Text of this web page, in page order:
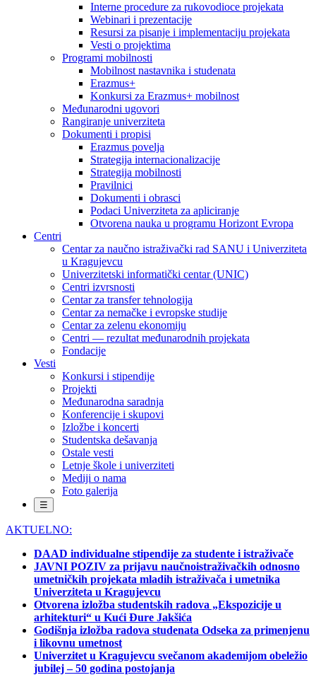
Interne procedure za rukovodioce projekata
Webinari i prezentacije
Resursi za pisanje i implementaciju projekata
Vesti o projektima
Programi mobilnosti
Mobilnost nastavnika i studenata
Erazmus+
Konkursi za Erazmus+ mobilnost
Međunarodni ugovori
Rangiranje univerziteta
Dokumenti i propisi
Erazmus povelja
Strategija internacionalizacije
Strategija mobilnosti
Pravilnici
Dokumenti i obrasci
Podaci Univerziteta za apliciranje
Otvorena nauka u programu Horizont Evropa
Centri
Centar za naučno istraživački rad SANU i Univerziteta
u Kragujevcu
Univerzitetski informatički centar (UNIC)
Centri izvrsnosti
Centar za transfer tehnologija
Centar za nemačke i evropske studije
Centar za zelenu ekonomiju
Centri — rezultat međunarodnih projekata
Fondacije
Vesti
Konkursi i stipendije
Projekti
Međunarodna saradnja
Konferencije i skupovi
Izložbe i koncerti
Studentska dešavanja
Ostale vesti
Letnje škole i univerziteti
Mediji o nama
Foto galerija
☰
AKTUELNO:
DAAD individualne stipendije za studente i istraživače
JAVNI POZIV za prijavu naučnoistraživačkih odnosno
umetničkih projekata mladih istraživača i umetnika
Univerziteta u Kragujevcu
Otvorena izložba studentskih radova „Ekspozicije u
arhitekturi“ u Kući Đure Jakšića
Godišnja izložba radova studenata Odseka za primenjenu
i likovnu umetnost
Univerzitet u Kragujevcu svečanom akademijom obeležio
jubilej – 50 godina postojanja